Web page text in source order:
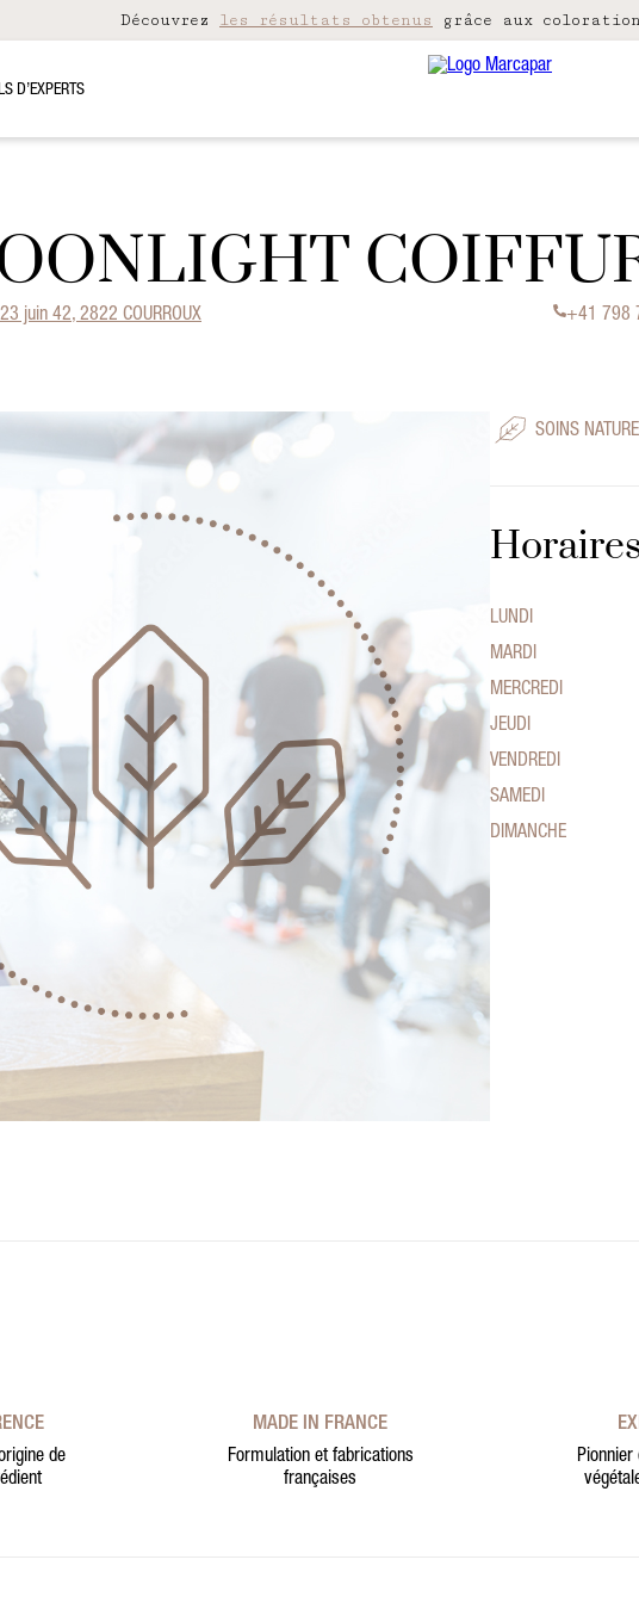
Découvrez les résultats obtenus grâce aux
D’EXPERTS
juin 42, 2822 COURROUX +41 798
SOINS
Horaires
LUNDI
MARDI
MERCREDI
JEUDI
VENDREDI
SAMEDI
DIMANCHE
de
MADE IN FRANCE
Formulation et fabrications
françaises
Pionnier